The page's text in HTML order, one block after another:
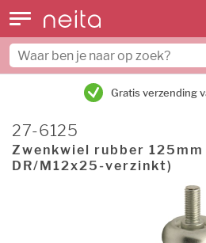
Gratis verzending
27-6125
Zwenkwiel rubber 125mm
DR/M12x25-verzinkt)